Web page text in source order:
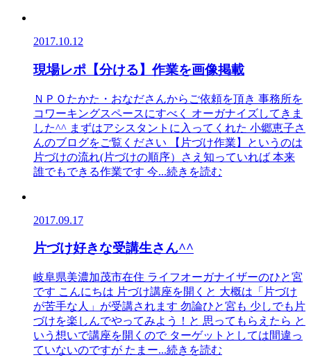
2017.10.12
現場レポ【分ける】作業を画像掲載
ＮＰＯたかた・おなださんからご依頼を頂き 事務所を
コワーキングスペースにすべく オーガナイズしてきま
した^^ まずはアシスタントに入ってくれた 小郷恵子さ
んのブログをご覧ください 【片づけ作業】というのは
片づけの流れ(片づけの順序）さえ知っていれば 本来
誰でもできる作業です 今...続きを読む
2017.09.17
片づけ好きな受講生さん^^
岐阜県美濃加茂市在住 ライフオーガナイザーのひと宮
です こんにちは 片づけ講座を開くと 大概は「片づけ
が苦手な人」が受講されます 勿論ひと宮も 少しでも片
づけを楽しんでやってみよう！と 思ってもらえたら と
いう想いで講座を開くので ターゲットとしては間違っ
ていないのですが たまー...続きを読む